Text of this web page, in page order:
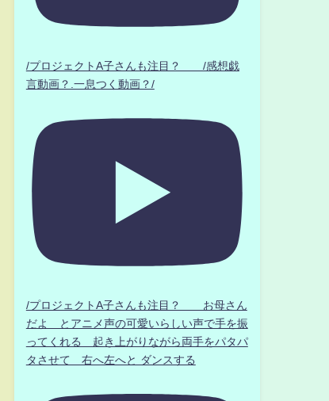
/プロジェクトA子さんも注目？ /感想戯
言動画？.一息つく動画？/
/プロジェクトA子さんも注目？ お母さん
だよ とアニメ声の可愛いらしい声で手を振
ってくれる 起き上がりながら両手をパタパ
タさせて 右へ左へと ダンスする